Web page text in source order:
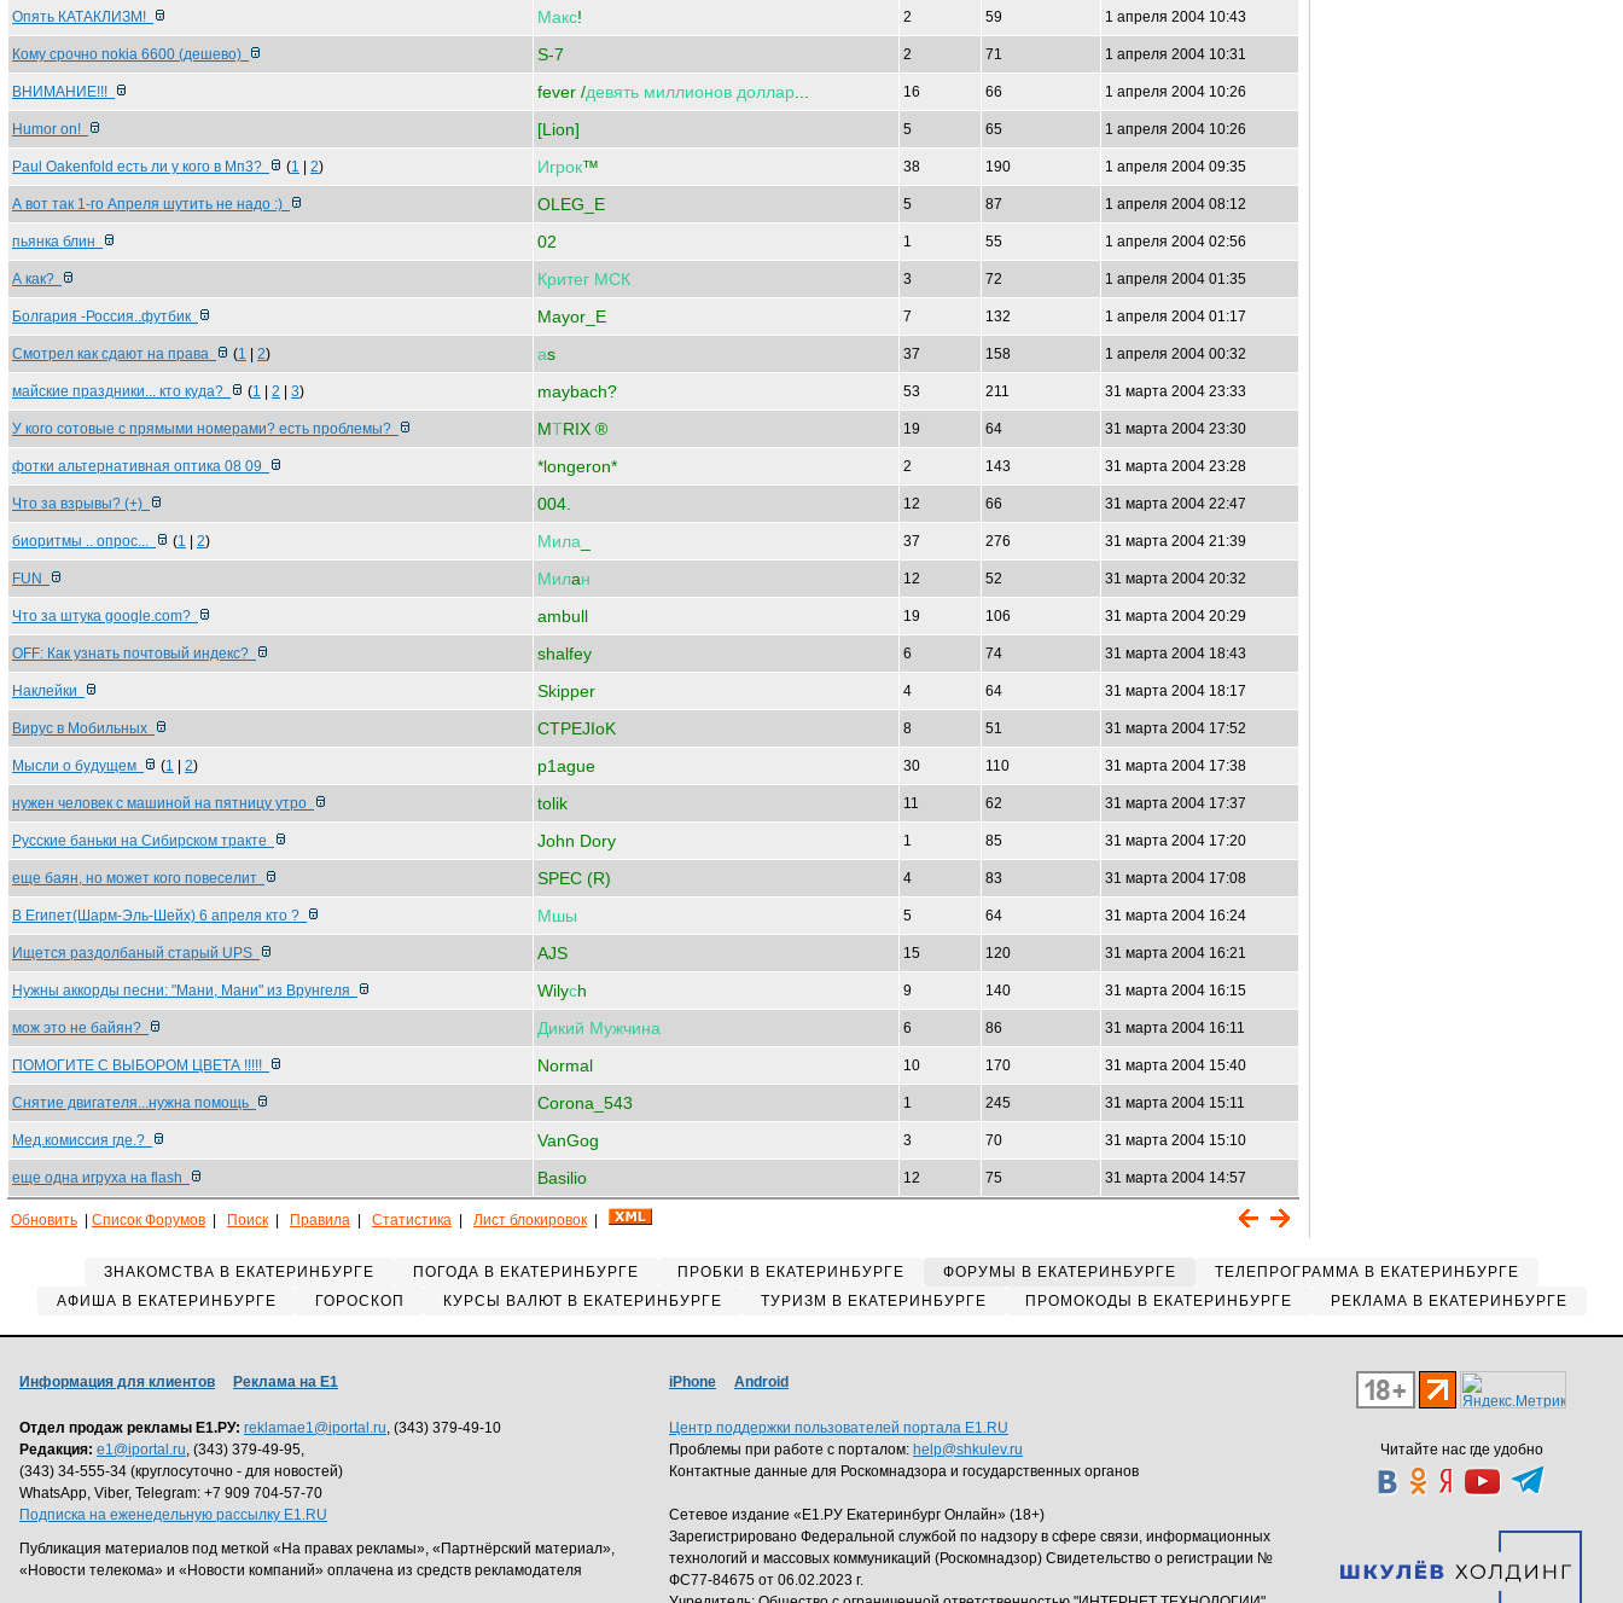
Опять КАТАКЛИЗМ! Макс! 2 59 1 апреля 2004 10:43
Кому срочно nokia 6600 (дешево) S-7 2 71 1 апреля 2004 10:31
ВНИМАНИЕ!!! fever /девять миллионов доллар 16 66 1 апреля 2004 10:26
Humor on! [Lion] 5 65 1 апреля 2004 10:26
Paul Oakenfold есть ли у кого в Мп3? (1 2) Игрок™ 38 190 1 апреля 2004 09:35
А вот так 1-го Апреля шутить не надо :) OLEG_E 5 87 1 апреля 2004 08:12
пьянка блин 02 1 55 1 апреля 2004 02:56
А как? Критег МСК 3 72 1 апреля 2004 01:35
Болгария -Россия..футбик Mayor_E 7 132 1 апреля 2004 01:17
Смотрел как сдают на права (1 2) аs 37 158 1 апреля 2004 00:32
майские праздники... кто куда? (1 2 3) maybach? 53 211 31 марта 2004 23:33
У кого сотовые с прямыми номерами? есть проблемы? MТRIX ® 19 64 31 марта 2004 23:30
фотки альтернативная оптика 08 09 *longeron* 2 143 31 марта 2004 23:28
Что за взрывы? (+) 004. 12 66 31 марта 2004 22:47
биоритмы .. опрос... (1 2) Мила 37 276 31 марта 2004 21:39
FUN Милaн 12 52 31 марта 2004 20:32
Что за штука google.com? ambull 19 106 31 марта 2004 20:29
OFF: Как узнать почтовый индекс? shalfey 6 74 31 марта 2004 18:43
Наклейки Skipper 4 64 31 марта 2004 18:17
Вирус в Мобильных CTPEJIoK 8 51 31 марта 2004 17:52
Мысли о будущем (1 2) p1ague 30 110 31 марта 2004 17:38
нужен человек с машиной на пятницу утро tolik 11 62 31 марта 2004 17:37
Русские баньки на Сибирском тракте John Dory 1 85 31 марта 2004 17:20
еще баян, но может кого повеселит SPEC (R) 4 83 31 марта 2004 17:08
В Египет(Шарм-Эль-Шейх) 6 апреля кто ? Мшы 5 64 31 марта 2004 16:24
Ищется раздолбаный старый UPS AJS 15 120 31 марта 2004 16:21
Нужны аккорды песни: "Мани, Мани" из Врунгеля Wilyсh 9 140 31 марта 2004 16:15
мож это не байян? Дикий Мужчина 6 86 31 марта 2004 16:11
ПОМОГИТЕ С ВЫБОРОМ ЦВЕТА !!!!! Normal 10 170 31 марта 2004 15:40
Снятие двигателя...нужна помощь Corona_543 1 245 31 марта 2004 15:11
Мед.комиссия где.? VanGog 3 70 31 марта 2004 15:10
еще одна игруха на flash Basilio 12 75 31 марта 2004 14:57
Обновить Список Форумов Поиск Правила Статистика Лист блокировок
ЗНАКОМСТВА В ЕКАТЕРИНБУРГЕ ПОГОДА В ЕКАТЕРИНБУРГЕ ПРОБКИ В ЕКАТЕРИНБУРГЕ ФОРУМЫ В ЕКАТЕРИНБУРГЕ
ТЕЛЕПРОГРАММА В ЕКАТЕРИНБУРГЕ
АФИША В ЕКАТЕРИНБУРГЕ
ГОРОСКОП КУРСЫ ВАЛЮТ В ЕКАТЕРИНБУРГЕ ТУРИЗМ В ЕКАТЕРИНБУРГЕ ПРОМОКОДЫ В ЕКАТЕРИНБУРГЕ РЕКЛАМА В ЕКАТЕРИНБУРГЕ
Читайте нас где удобно
Информация для клиентов Реклама на Е1
Отдел продаж рекламы Е1.РУ: reklamae1@iportal.ru, (343) 379-49-10
Редакция: e1@iportal.ru, (343) 379-49-95,
(343) 34-555-34 (круглосуточно - для новостей)
WhatsApp, Viber, Telegram: +7 909 704-57-70
Подписка на еженедельную рассылку E1.RU
Публикация материалов под меткой «На правах рекламы», «Партнёрский материал»,
«Новости телекома» и «Новости компаний» оплачена из средств рекламодателя
iPhone Android
Центр поддержки пользователей портала E1.RU
Проблемы при работе с порталом: help@shkulev.ru
Контактные данные для Роскомнадзора и государственных органов
Сетевое издание «Е1.РУ Екатеринбург Онлайн» (18+)
Зарегистрировано Федеральной службой по надзору в сфере связи, информационных
технологий и массовых коммуникаций (Роскомнадзор) Свидетельство о регистрации №
ФС77-84675 от 06.02.2023 г.